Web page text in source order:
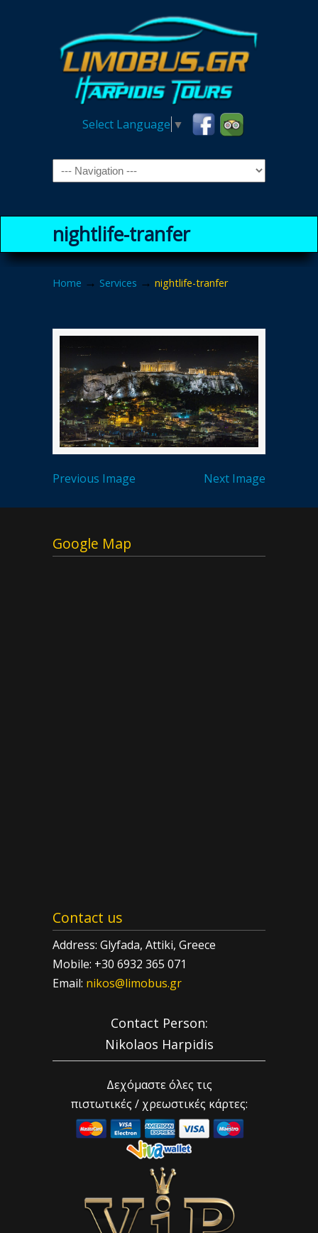
Select Language ▼
Navigation
nightlife-tranfer
Home → Services → nightlife-tranfer
Previous Image Next Image
Google Map
Contact us
Address: Glyfada, Attiki, Greece
Mobile: +30 6932 365 071
Email: nikos@limobus.gr
Contact Person:
Nikolaos Harpidis
Δεχόμαστε όλες τις
πιστωτικές / χρεωστικές κάρτες: